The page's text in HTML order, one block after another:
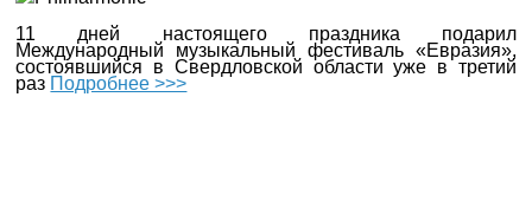
11 дней настоящего праздника подарил
Международный музыкальный фестиваль «Евразия»,
состоявшийся в Свердловской области уже в третий
раз Подробнее >>>